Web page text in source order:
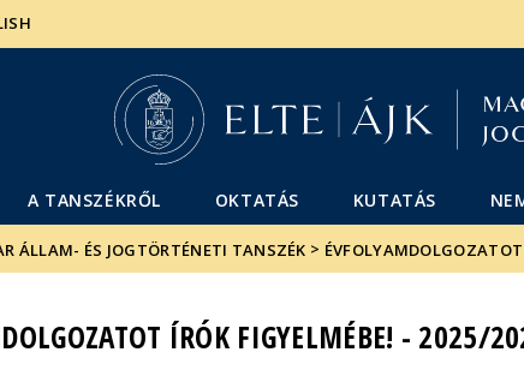
A TANSZÉKRŐL OKTATÁS KUTATÁS
ÁLLAM- ÉS JOGTÖRTÉNETI TANSZÉK >
ÍRÓK FIGYELMÉBE! - 2025/